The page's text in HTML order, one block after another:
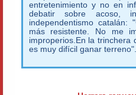
entretenimiento y no en
debatir sobre acoso,
independentismo
más resistente. No me
improperios.En la trinchera
es muy difícil ganar terreno".